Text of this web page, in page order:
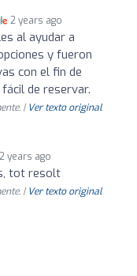
2 years ago
al ayudar a
y fueron
con el fin de
de reservar.
| Ver texto original
2 years ago
tot resolt
| Ver texto original